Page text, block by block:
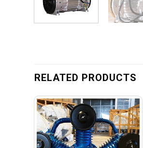
RELATED PRODUCTS